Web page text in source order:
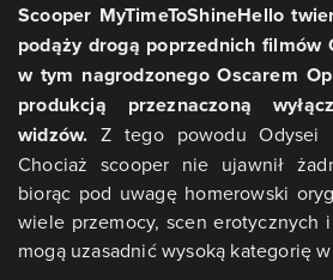
Scooper MyTimeToShineHello
podąży drogą poprzednich filmów
w tym nagrodzonego Oscarem
produkcją przeznaczoną
widzów. Z tego powodu Odysei
Chociaż scooper nie ujawnił
biorąc pod uwagę homerowski
wiele przemocy, scen erotycznych
mogą uzasadnić wysoką kategorię